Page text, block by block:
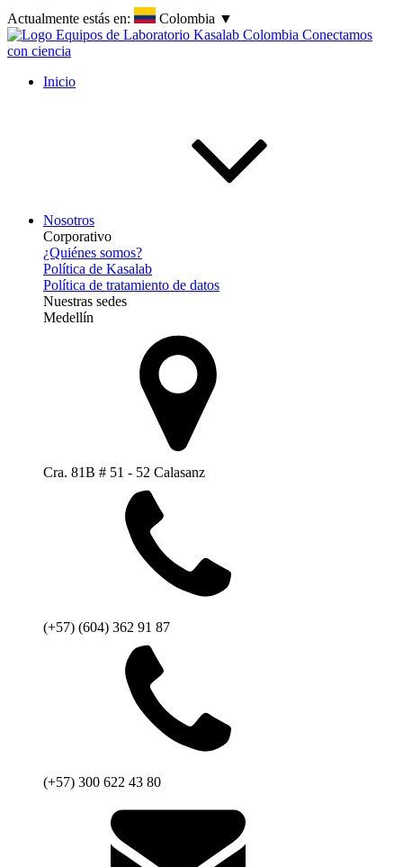
Actualmente estás en: Colombia ▼
Inicio
Nosotros
Corporativo
¿Quiénes somos?
Política de Kasalab
Política de tratamiento de datos
Nuestras sedes
Medellín
Cra. 81B # 51 - 52 Calasanz
(+57) (604) 362 91 87
(+57) 300 622 43 80